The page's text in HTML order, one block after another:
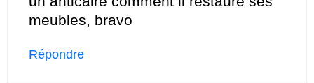
meubles, bravo
Répondre